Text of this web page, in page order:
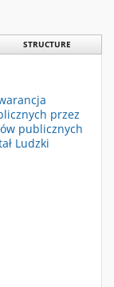
STRUCTURE
przez
publicznych
Ludzki